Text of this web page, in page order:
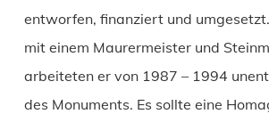
entworfen, finanziert und
mit einem Maurermeister und
arbeiteten er von 1987 – 1994
des Monuments. Es sollte eine